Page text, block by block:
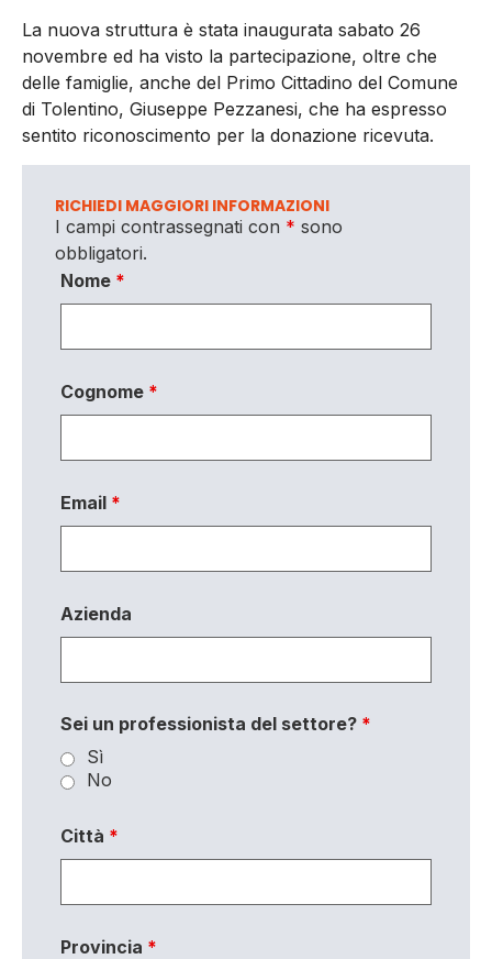
La nuova struttura è stata inaugurata sabato 26
novembre ed ha visto la partecipazione, oltre che
delle famiglie, anche del Primo Cittadino del Comune
di Tolentino, Giuseppe Pezzanesi, che ha espresso
sentito riconoscimento per la donazione ricevuta.
RICHIEDI MAGGIORI INFORMAZIONI
I campi contrassegnati con * sono
obbligatori.
Nome *
Cognome *
Email *
Azienda
Sei un professionista del settore? *
Sì
No
Città *
Provincia *